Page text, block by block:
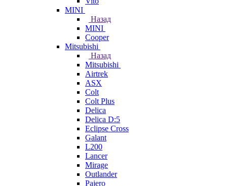
MINI
Назад
MINI
Cooper
Mitsubishi
Назад
Mitsubishi
Airtrek
ASX
Colt
Colt Plus
Delica
Delica D:5
Eclipse Cross
Galant
L200
Lancer
Mirage
Outlander
Pajero